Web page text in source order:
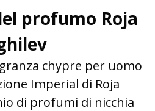
profumo Roja
chypre per uomo
Imperial di Roja
di profumi di nicchia